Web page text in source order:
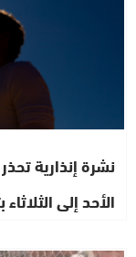
الأحد إلى